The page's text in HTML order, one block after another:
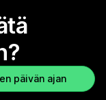
päivän ajan